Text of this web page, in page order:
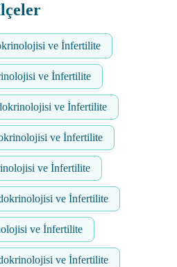
ve İnfertilite
ve İnfertilite
ve İnfertilite
ve İnfertilite
ve İnfertilite
ve İnfertilite
ve İnfertilite
ve İnfertilite